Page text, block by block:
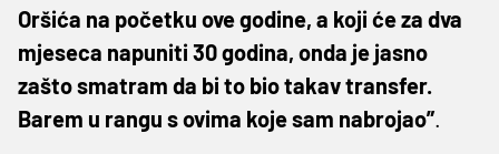
Oršića na početku ove godine, a koji će za dva
mjeseca napuniti 30 godina, onda je jasno
zašto smatram da bi to bio takav transfer.
Barem u rangu s ovima koje sam nabrojao”